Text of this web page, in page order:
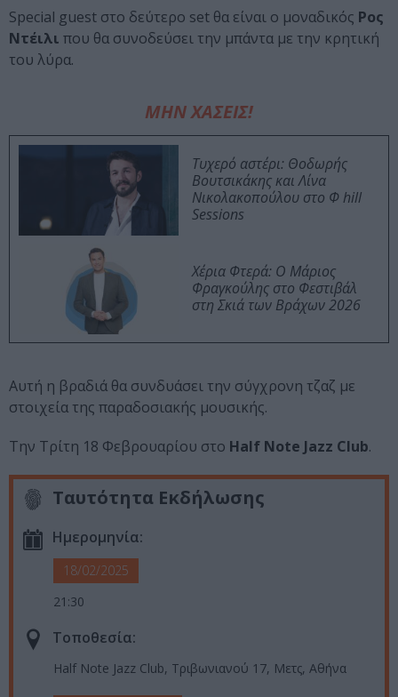
Special guest στο δεύτερο set θα είναι ο μοναδικός Ρος
Ντέιλι που θα συνοδεύσει την μπάντα με την κρητική
του λύρα.
ΜΗΝ ΧΑΣΕΙΣ!
Τυχερό αστέρι: Θοδωρής
Βουτσικάκης και Λίνα
Νικολακοπούλου στο Φ hill
Sessions
Χέρια Φτερά: Ο Μάριος
Φραγκούλης στο Φεστιβάλ
στη Σκιά των Βράχων 2026
Αυτή η βραδιά θα συνδυάσει την σύγχρονη τζαζ με
στοιχεία της παραδοσιακής μουσικής.
Την Τρίτη 18 Φεβρουαρίου στο Half Note Jazz Club.
Ταυτότητα Εκδήλωσης
Ημερομηνία:
18/02/2025
21:30
Τοποθεσία:
Half Note Jazz Club, Τριβωνιανού 17, Μετς, Αθήνα